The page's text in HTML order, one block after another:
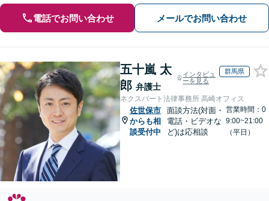
電話でお問い合わせ メールでお問い合わせ
五十嵐 太
郎 弁護士
インタビュ
ーを見る
群馬県
ネクスパート法律事務所 高崎オフィス
佐世保市
からも相
談受付中
面談方法(対面・
電話・ビデオな
ど)は応相談
営業時間：0
9:00~21:00
（平日）